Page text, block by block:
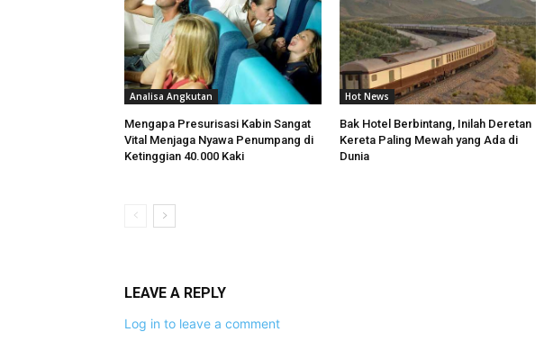
Analisa Angkutan
Mengapa Presurisasi Kabin Sangat
Vital Menjaga Nyawa Penumpang di
Ketinggian 40.000 Kaki
Hot News
Bak Hotel Berbintang, Inilah Deretan
Kereta Paling Mewah yang Ada di
Dunia
LEAVE A REPLY
Log in to leave a comment